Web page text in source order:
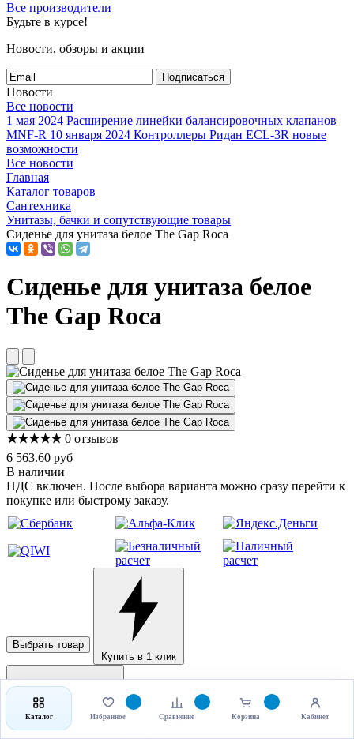
Все производители
Будьте в курсе!
Новости, обзоры и акции
Подписаться
Новости
Все новости
1 мая 2024 Расширение линейки балансировочных клапанов
MNF-R 10 января 2024 Контроллеры Ридан ECL-3R новые
возможности
Все новости
Главная
Каталог товаров
Сантехника
Унитазы, бачки и сопутствующие товары
Сиденье для унитаза белое The Gap Roca
Сиденье для унитаза белое
The Gap Roca
★★★★★ 0 отзывов
6 563.60 руб
В наличии
НДС включен. После выбора варианта можно сразу перейти к
покупке или быстрому заказу.
Выбрать товар
Купить в 1 клик
Каталог Избранное Сравнение Корзина Кабинет